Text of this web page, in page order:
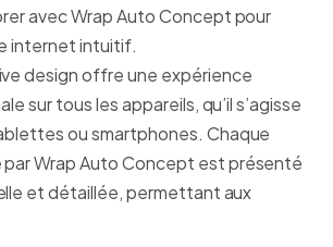
avec Wrap Auto Concept pour
internet intuitif.
design offre une expérience
sur tous les appareils, qu’il s’agisse
ou smartphones. Chaque
Wrap Auto Concept est présenté
et détaillée, permettant aux